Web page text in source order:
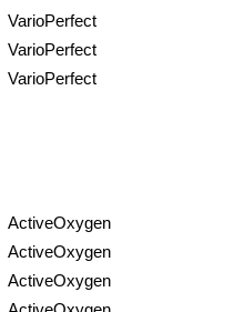
VarioPerfect
VarioPerfect
VarioPerfect
ActiveOxygen
ActiveOxygen
ActiveOxygen